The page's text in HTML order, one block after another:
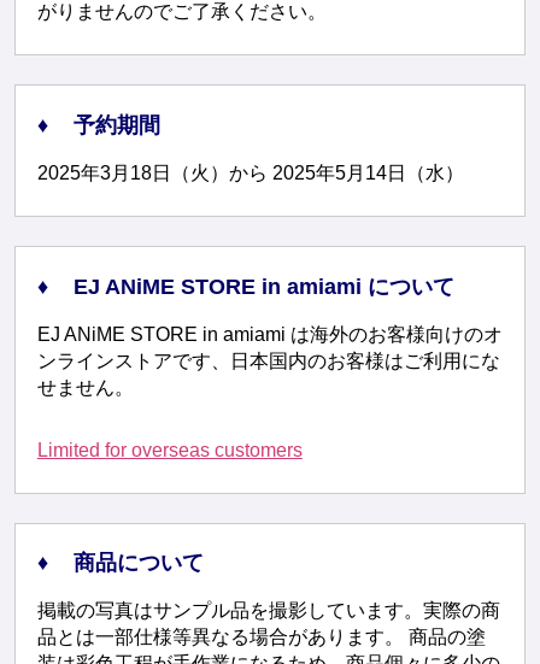
がりませんのでご了承ください。
予約期間
2025年3月18日（火）から 2025年5月14日（水）
EJ ANiME STORE in amiami について
EJ ANiME STORE in amiami は海外のお客様向けのオ
ンラインストアです、日本国内のお客様はご利用にな
せません。
Limited for overseas customers
商品について
掲載の写真はサンプル品を撮影しています。実際の商
品とは一部仕様等異なる場合があります。 商品の塗